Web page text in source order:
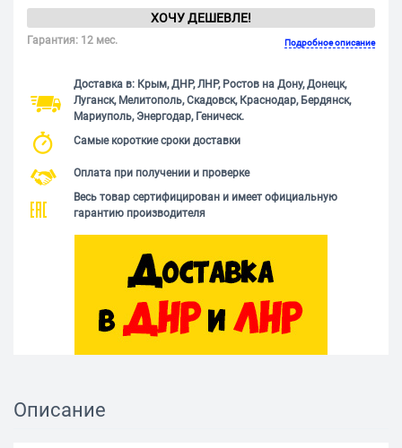
ХОЧУ ДЕШЕВЛЕ!
Гарантия: 12 мес. Подробное описание
Доставка в: Крым, ДНР, ЛНР, Ростов на Дону, Донецк,
Луганск, Мелитополь, Скадовск, Краснодар, Бердянск,
Мариуполь, Энергодар, Геническ.
Самые короткие сроки доставки
Оплата при получении и проверке
Весь товар сертифицирован и имеет официальную
гарантию производителя
Описание